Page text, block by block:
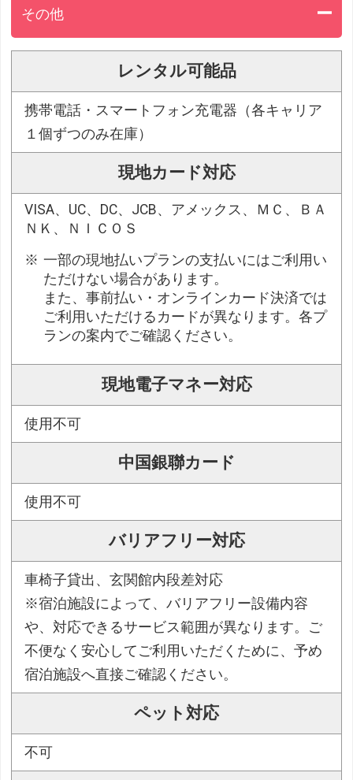
その他
レンタル可能品
携帯電話・スマートフォン充電器（各キャリア
１個ずつのみ在庫）
現地カード対応
VISA、UC、DC、JCB、アメックス、ＭＣ、ＢＡ
ＮＫ、ＮＩＣＯＳ
一部の現地払いプランの支払いにはご利用い
ただけない場合があります。
また、事前払い・オンラインカード決済では
ご利用いただけるカードが異なります。各プ
ランの案内でご確認ください。
現地電子マネー対応
使用不可
中国銀聯カード
使用不可
バリアフリー対応
車椅子貸出、玄関館内段差対応
※宿泊施設によって、バリアフリー設備内容
や、対応できるサービス範囲が異なります。ご
不便なく安心してご利用いただくために、予め
宿泊施設へ直接ご確認ください。
ペット対応
不可